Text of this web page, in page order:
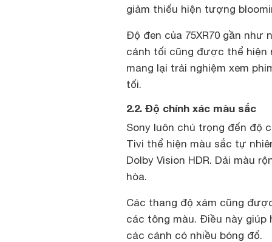
giảm thiểu hiện tượng
Độ đen của 75XR70 gần
cảnh tối cũng được thể hiện
mang lại trải nghiệm xem
tối.
2.2. Độ chính xác màu sắc
Sony luôn chú trọng đến độ
Tivi thể hiện màu sắc tự
Dolby Vision HDR. Dải màu
hòa.
Các thang độ xám cũng
các tông màu. Điều này
các cảnh có nhiều bóng đổ.